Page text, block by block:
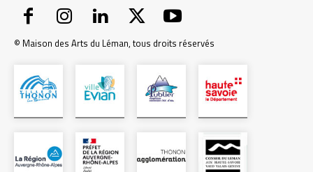
© Maison des Arts du Léman, tous droits réservés